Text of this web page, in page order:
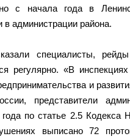
с начала года в
в администрации района.
специалисты,
регулярно. «В
и
представители
по статье 2.5 Кодекса
выписано 72